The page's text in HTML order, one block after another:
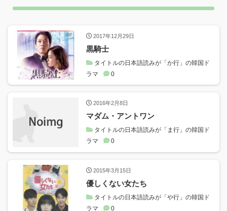
2017年12月29日
黒騎士
タイトルの日本語読みが「か行」の韓国ド
ラマ
0
2016年2月8日
マダム・アントワン
タイトルの日本語読みが「ま行」の韓国ド
ラマ
0
2015年3月15日
優しくない女たち
タイトルの日本語読みが「や行」の韓国ド
ラマ
0